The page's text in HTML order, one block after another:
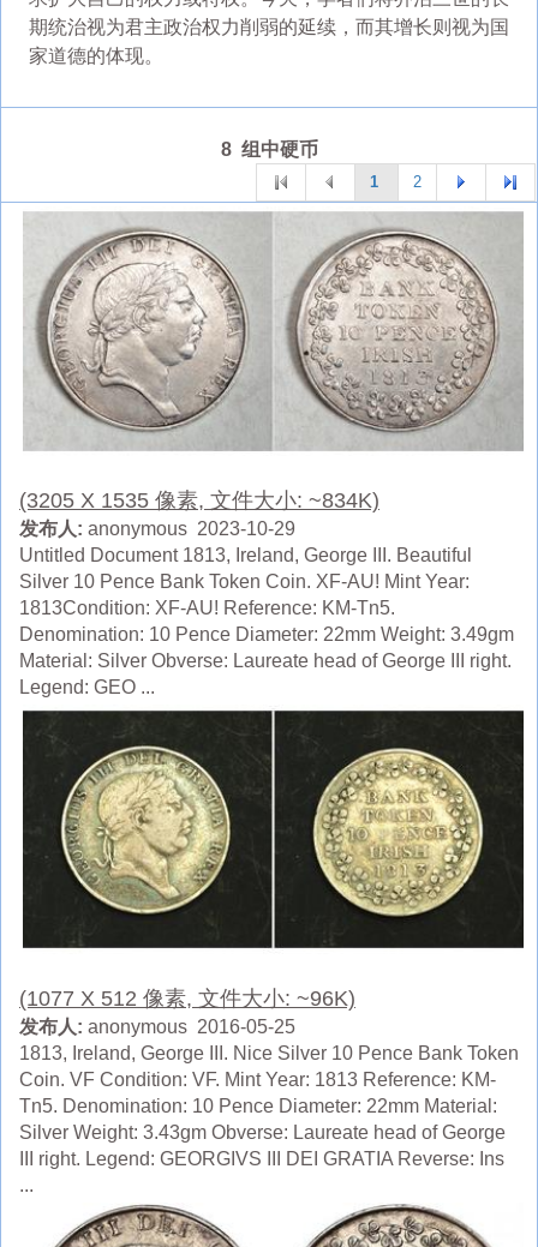
期统治视为君主政治权力削弱的延续，而其增长则视为国
家道德的体现。
8 组中硬币
1 2
(3205 X 1535 像素, 文件大小: ~834K)
发布人: anonymous 2023-10-29
Untitled Document 1813, Ireland, George III. Beautiful
Silver 10 Pence Bank Token Coin. XF-AU! Mint Year:
1813Condition: XF-AU! Reference: KM-Tn5.
Denomination: 10 Pence Diameter: 22mm Weight: 3.49gm
Material: Silver Obverse: Laureate head of George III right.
Legend: GEO ...
(1077 X 512 像素, 文件大小: ~96K)
发布人: anonymous 2016-05-25
1813, Ireland, George III. Nice Silver 10 Pence Bank Token
Coin. VF Condition: VF. Mint Year: 1813 Reference: KM-
Tn5. Denomination: 10 Pence Diameter: 22mm Material:
Silver Weight: 3.43gm Obverse: Laureate head of George
III right. Legend: GEORGIVS III DEI GRATIA Reverse: Ins
...